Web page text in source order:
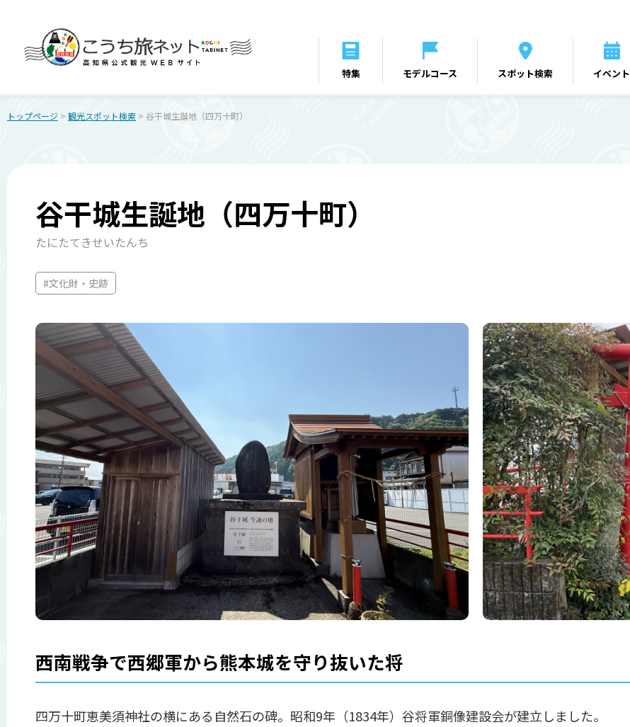
特集 モデルコース スポット検索 イベント
トップページ > 観光スポット検索 > 谷干城生誕地（四万十町）
谷干城生誕地（四万十町）
たにたてきせいたんち
#文化財・史跡
西南戦争で西郷軍から熊本城を守り抜いた将
四万十町恵美須神社の横にある自然石の碑。昭和9年（1834年）谷将軍銅像建設会が建立しました。